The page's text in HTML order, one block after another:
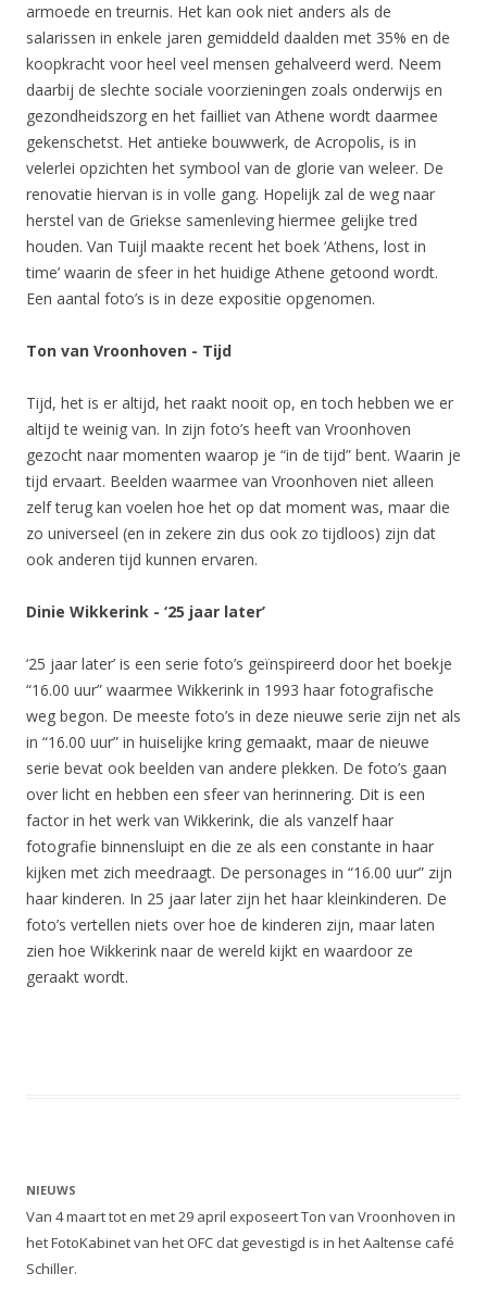
armoede en treurnis. Het kan ook niet anders als de
salarissen in enkele jaren gemiddeld daalden met 35% en de
koopkracht voor heel veel mensen gehalveerd werd. Neem
daarbij de slechte sociale voorzieningen zoals onderwijs en
gezondheidszorg en het failliet van Athene wordt daarmee
gekenschetst. Het antieke bouwwerk, de Acropolis, is in
velerlei opzichten het symbool van de glorie van weleer. De
renovatie hiervan is in volle gang. Hopelijk zal de weg naar
herstel van de Griekse samenleving hiermee gelijke tred
houden. Van Tuijl maakte recent het boek ‘Athens, lost in
time’ waarin de sfeer in het huidige Athene getoond wordt.
Een aantal foto’s is in deze expositie opgenomen.
Ton van Vroonhoven - Tijd
Tijd, het is er altijd, het raakt nooit op, en toch hebben we er
altijd te weinig van. In zijn foto’s heeft van Vroonhoven
gezocht naar momenten waarop je “in de tijd” bent. Waarin je
tijd ervaart. Beelden waarmee van Vroonhoven niet alleen
zelf terug kan voelen hoe het op dat moment was, maar die
zo universeel (en in zekere zin dus ook zo tijdloos) zijn dat
ook anderen tijd kunnen ervaren.
Dinie Wikkerink - ‘25 jaar later’
‘25 jaar later’ is een serie foto’s geïnspireerd door het boekje
“16.00 uur” waarmee Wikkerink in 1993 haar fotografische
weg begon. De meeste foto’s in deze nieuwe serie zijn net als
in “16.00 uur” in huiselijke kring gemaakt, maar de nieuwe
serie bevat ook beelden van andere plekken. De foto’s gaan
over licht en hebben een sfeer van herinnering. Dit is een
factor in het werk van Wikkerink, die als vanzelf haar
fotografie binnensluipt en die ze als een constante in haar
kijken met zich meedraagt. De personages in “16.00 uur” zijn
haar kinderen. In 25 jaar later zijn het haar kleinkinderen. De
foto’s vertellen niets over hoe de kinderen zijn, maar laten
zien hoe Wikkerink naar de wereld kijkt en waardoor ze
geraakt wordt.
NIEUWS
Van 4 maart tot en met 29 april exposeert Ton van Vroonhoven in
het FotoKabinet van het OFC dat gevestigd is in het Aaltense café
Schiller.